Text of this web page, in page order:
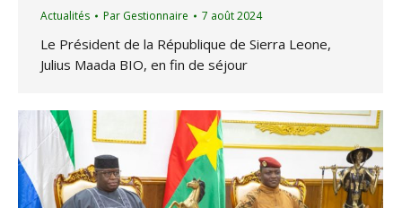
Actualités Par Gestionnaire 7 août 2024
Le Président de la République de Sierra Leone,
Julius Maada BIO, en fin de séjour